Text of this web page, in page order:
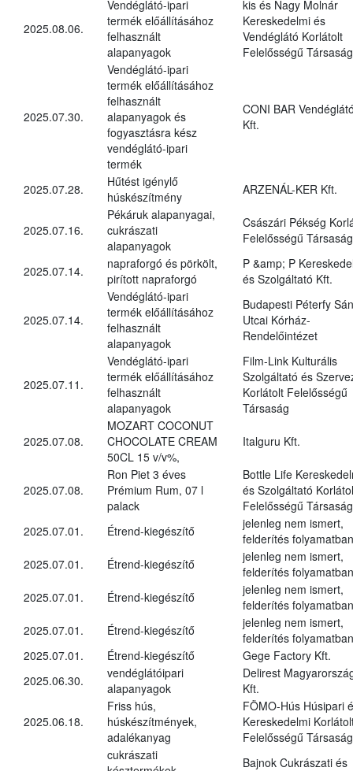
2025.08.06.
Vendéglátó-ipari
termék előállításához
felhasznált
alapanyagok
kis és Nagy Molnár
Kereskedelmi és
Vendéglátó Korlátolt
Felelősségű Társaság
2025.07.30.
Vendéglátó-ipari
termék előállításához
felhasznált
alapanyagok és
fogyasztásra kész
vendéglátó-ipari
termék
CONI BAR
Kft.
2025.07.28.
Hűtést igénylő
húskészítmény
ARZENÁL-KER Kft.
2025.07.16.
Pékáruk alapanyagai,
cukrászati
alapanyagok
Császári Pékség
Felelősségű Társaság
2025.07.14.
napraforgó és pörkölt,
pirított napraforgó
P &amp; P
és Szolgáltató Kft.
2025.07.14.
Vendéglátó-ipari
termék előállításához
felhasznált
alapanyagok
Budapesti Péterfy
Utcai Kórház-
Rendelőintézet
2025.07.11.
Vendéglátó-ipari
termék előállításához
felhasznált
alapanyagok
Film-Link Kulturális
Szolgáltató és
Korlátolt Felelősségű
Társaság
2025.07.08.
MOZART COCONUT
CHOCOLATE CREAM
50CL 15 v/v%,
Italguru Kft.
2025.07.08.
Ron Piet 3 éves
Prémium Rum, 07 l
palack
Bottle Life
és Szolgáltató
Felelősségű Társaság
2025.07.01.
Étrend-kiegészítő
jelenleg nem ismert,
felderítés folyamatban
2025.07.01.
Étrend-kiegészítő
jelenleg nem ismert,
felderítés folyamatban
2025.07.01.
Étrend-kiegészítő
jelenleg nem ismert,
felderítés folyamatban
2025.07.01.
Étrend-kiegészítő
jelenleg nem ismert,
felderítés folyamatban
2025.07.01.
Étrend-kiegészítő
Gege Factory Kft.
2025.06.30.
vendéglátóipari
alapanyagok
Delirest
Kft.
2025.06.18.
Friss hús,
húskészítmények,
adalékanyag
FÖMO-Hús Húsipari
Kereskedelmi
Felelősségű Társaság
cukrászati
Bajnok Cukrászati és